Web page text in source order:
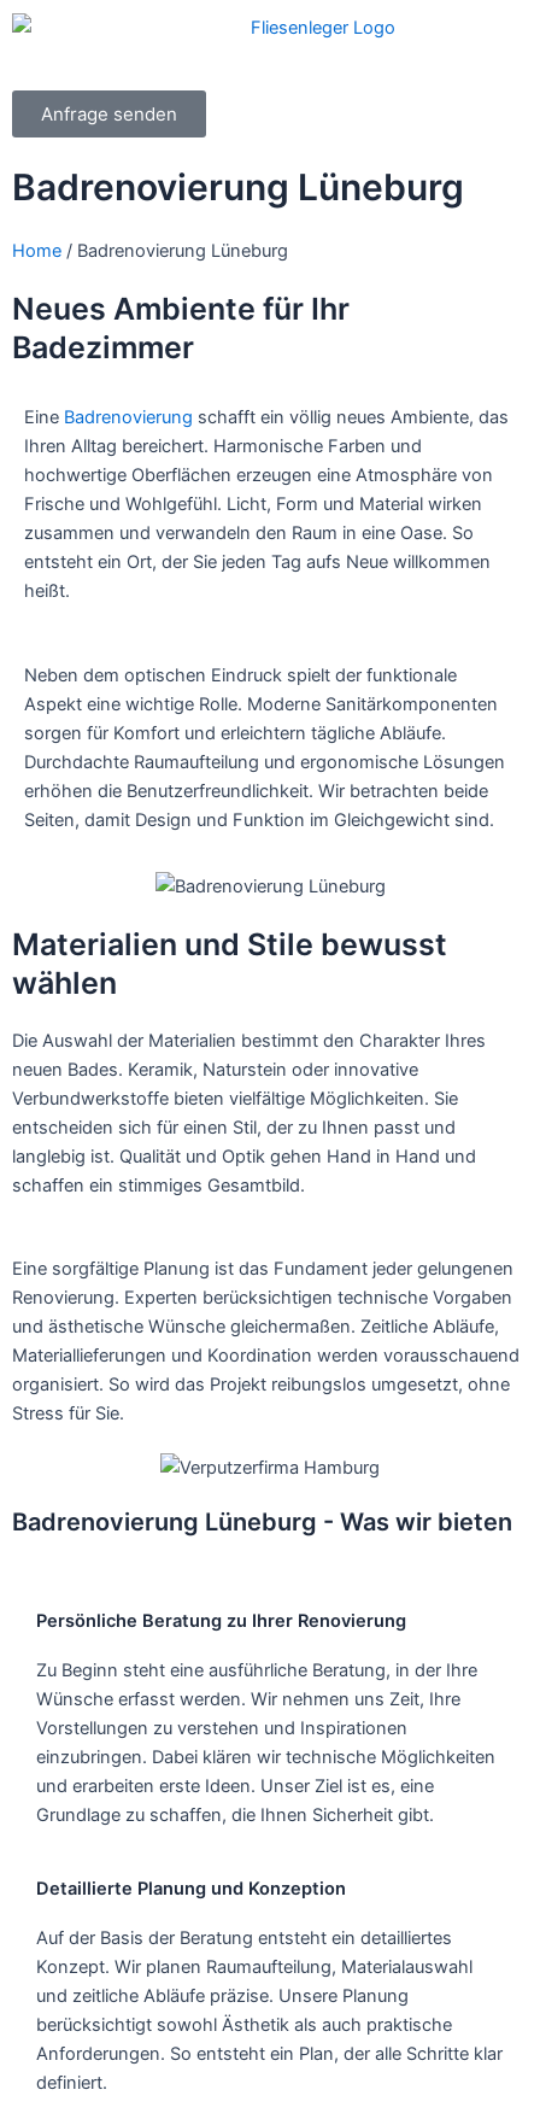
Zum
Anfrage senden
Badrenovierung Lüneburg
Home / Badrenovierung Lüneburg
Neues Ambiente für Ihr
Badezimmer
Eine Badrenovierung schafft ein völlig neues Ambiente, das
Ihren Alltag bereichert. Harmonische Farben und
hochwertige Oberflächen erzeugen eine Atmosphäre von
Frische und Wohlgefühl. Licht, Form und Material wirken
zusammen und verwandeln den Raum in eine Oase. So
entsteht ein Ort, der Sie jeden Tag aufs Neue willkommen
heißt.
Neben dem optischen Eindruck spielt der funktionale
Aspekt eine wichtige Rolle. Moderne Sanitärkomponenten
sorgen für Komfort und erleichtern tägliche Abläufe.
Durchdachte Raumaufteilung und ergonomische Lösungen
erhöhen die Benutzerfreundlichkeit. Wir betrachten beide
Seiten, damit Design und Funktion im Gleichgewicht sind.
Materialien und Stile bewusst
wählen
Die Auswahl der Materialien bestimmt den Charakter Ihres
neuen Bades. Keramik, Naturstein oder innovative
Verbundwerkstoffe bieten vielfältige Möglichkeiten. Sie
entscheiden sich für einen Stil, der zu Ihnen passt und
langlebig ist. Qualität und Optik gehen Hand in Hand und
schaffen ein stimmiges Gesamtbild.
Eine sorgfältige Planung ist das Fundament jeder gelungenen
Renovierung. Experten berücksichtigen technische Vorgaben
und ästhetische Wünsche gleichermaßen. Zeitliche Abläufe,
Materiallieferungen und Koordination werden vorausschauend
organisiert. So wird das Projekt reibungslos umgesetzt, ohne
Stress für Sie.
Badrenovierung Lüneburg - Was wir bieten
Persönliche Beratung zu Ihrer Renovierung
Zu Beginn steht eine ausführliche Beratung, in der Ihre
Wünsche erfasst werden. Wir nehmen uns Zeit, Ihre
Vorstellungen zu verstehen und Inspirationen
einzubringen. Dabei klären wir technische Möglichkeiten
und erarbeiten erste Ideen. Unser Ziel ist es, eine
Grundlage zu schaffen, die Ihnen Sicherheit gibt.
Detaillierte Planung und Konzeption
Auf der Basis der Beratung entsteht ein detailliertes
Konzept. Wir planen Raumaufteilung, Materialauswahl
und zeitliche Abläufe präzise. Unsere Planung
berücksichtigt sowohl Ästhetik als auch praktische
Anforderungen. So entsteht ein Plan, der alle Schritte klar
definiert.